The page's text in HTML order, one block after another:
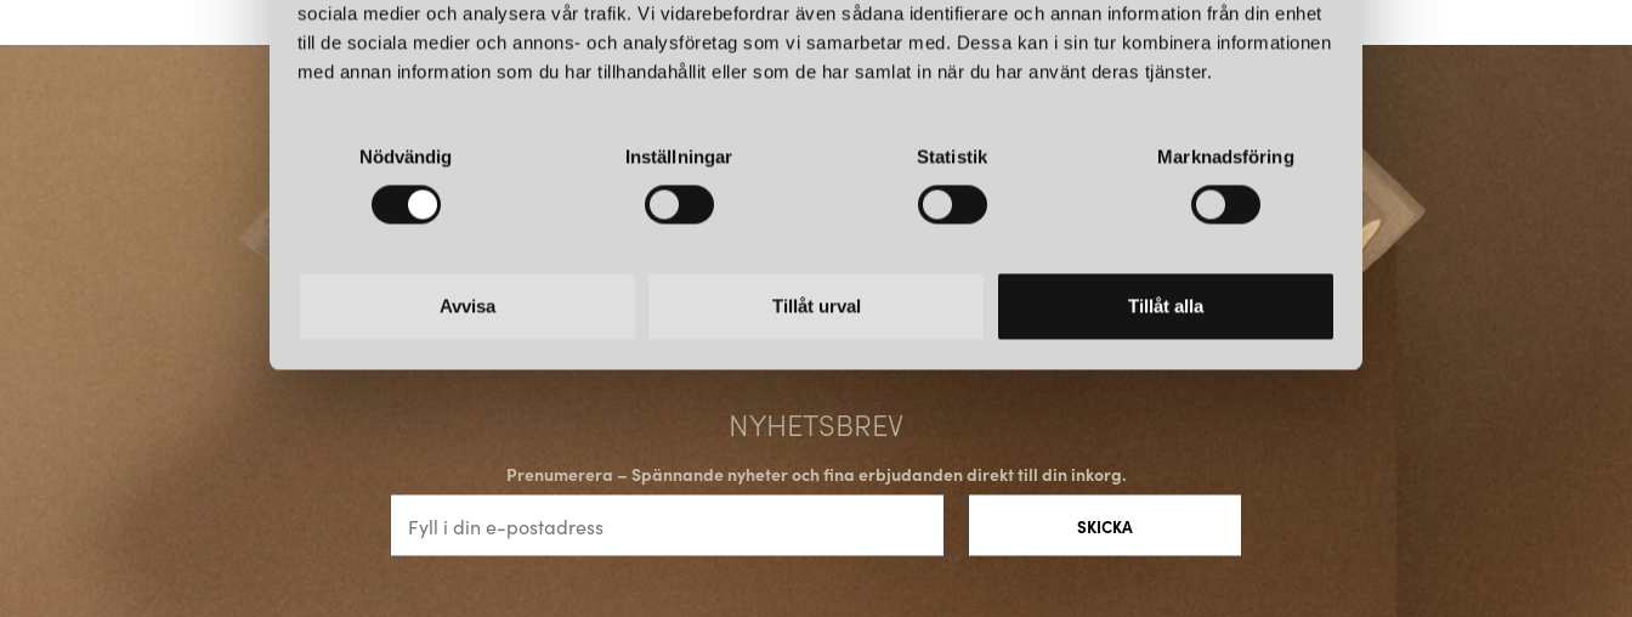
sociala medier och analysera vår trafik. Vi vidarebefordrar även sådana identifierare och annan information från din enhet
till de sociala medier och annons- och analysföretag som vi samarbetar med. Dessa kan i sin tur kombinera informationen
med annan information som du har tillhandahållit eller som de har samlat in när du har använt deras tjänster.
s
Nödvändig Inställningar Statistik Marknadsföring
Avvisa Tillåt urval Tillåt alla
NYHETSBREV
Prenumerera – Spännande nyheter och fina erbjudanden direkt till din inkorg.